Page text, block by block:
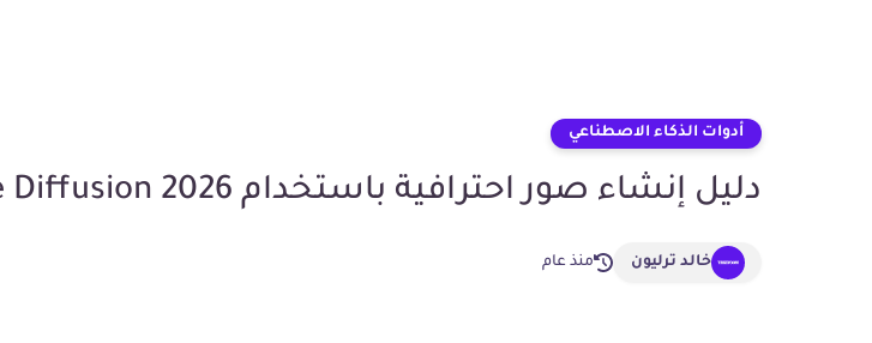
أدوات الذكاء الاصطناعي
دليل إنشاء صور احترافية باستخدام Stable Diffusion 2026
خالد ترليون منذ عام